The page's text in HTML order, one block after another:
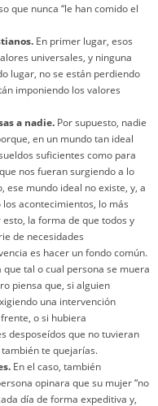
que nunca “le han comido el
En primer lugar, esos
universales, y ninguna
lugar, no se están perdiendo
imponiendo los valores
a nadie. Por supuesto, nadie
en un mundo tan ideal
suficientes como para
nos fueran surgiendo a lo
ese mundo ideal no existe, y, a
acontecimientos, lo más
la forma de que todos y
de necesidades
es hacer un fondo común.
tal o cual persona se muera
piensa que, si alguien
una intervención
o si hubiera
desposeídos que no tuvieran
te quejarías.
En el caso, también
opinara que su mujer “no
día de forma expeditiva y,